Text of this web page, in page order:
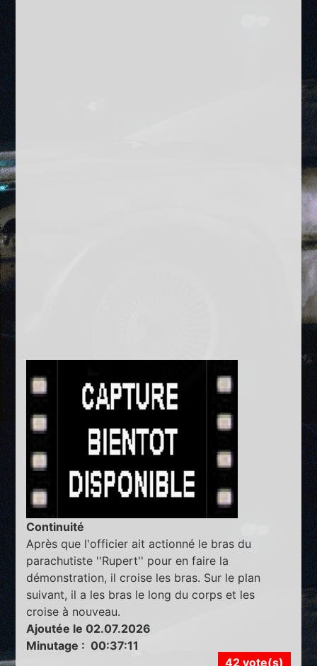
Continuité
Après que l'officier ait actionné le bras du
parachutiste ''Rupert'' pour en faire la
démonstration, il croise les bras. Sur le plan
suivant, il a les bras le long du corps et les
croise à nouveau.
Ajoutée le 02.07.2026
Minutage : 00:37:11
42 vote(s)